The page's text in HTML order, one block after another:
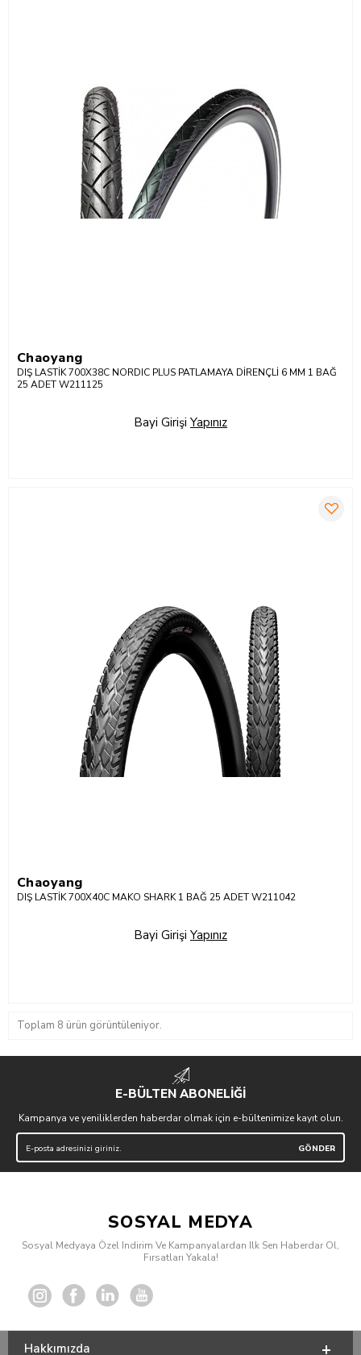
Chaoyang
DIŞ LASTİK 700X38C NORDIC PLUS PATLAMAYA DİRENÇLİ 6 MM 1 BAĞ
25 ADET W211125
Bayi Girişi Yapınız
Chaoyang
DIŞ LASTİK 700X40C MAKO SHARK 1 BAĞ 25 ADET W211042
Bayi Girişi Yapınız
Toplam 8 ürün görüntüleniyor.
E-BÜLTEN ABONELİĞİ
Kampanya ve yeniliklerden haberdar olmak için e-bültenimize kayıt olun.
SOSYAL MEDYA
Sosyal Medyaya Özel Indirim Ve Kampanyalardan Ilk Sen Haberdar Ol,
Fırsatları Yakala!
Hakkımızda